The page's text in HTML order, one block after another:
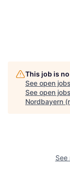
This job is
See open
See open
Nordbayern
See